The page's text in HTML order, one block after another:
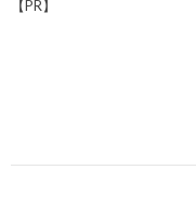
【PR】